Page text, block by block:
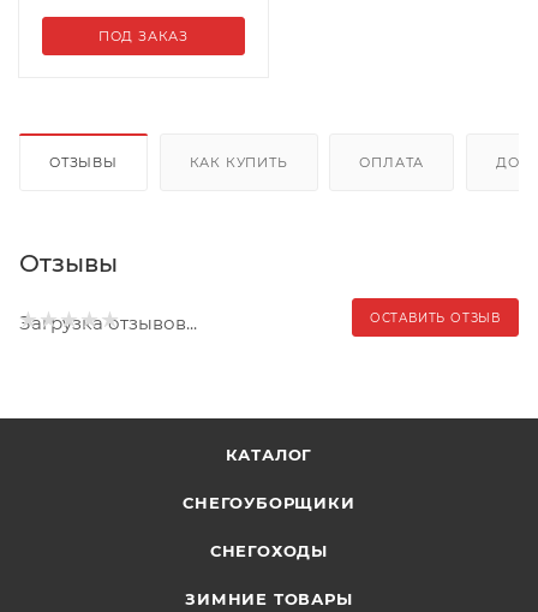
ПОД ЗАКАЗ
ОТЗЫВЫ КАК КУПИТЬ ОПЛАТА
Отзывы
ОСТАВИТЬ ОТЗЫВ
Загрузка отзывов...
КАТАЛОГ
СНЕГОУБОРЩИКИ
СНЕГОХОДЫ
ЗИМНИЕ ТОВАРЫ